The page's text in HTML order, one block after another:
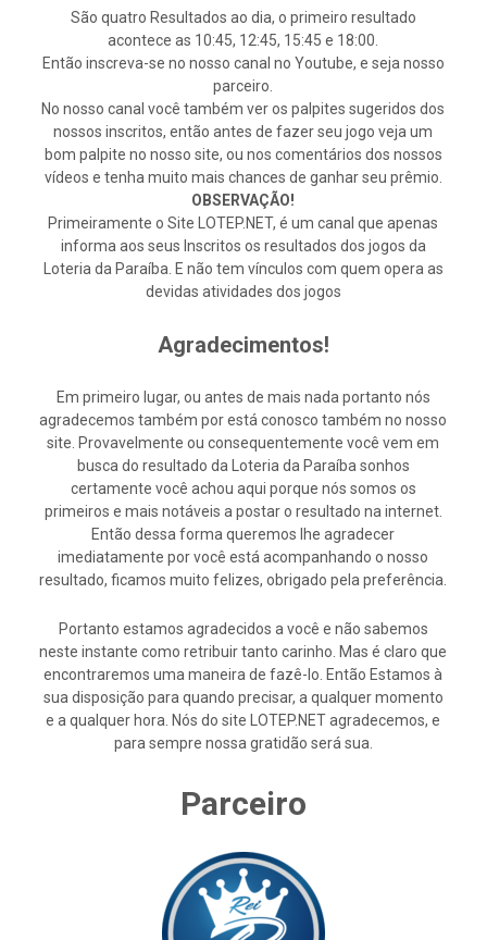
São quatro Resultados ao dia, o primeiro resultado
acontece as 10:45, 12:45, 15:45 e 18:00.
Então inscreva-se no nosso canal no Youtube, e seja nosso
parceiro.
No nosso canal você também ver os palpites sugeridos dos
nossos inscritos, então antes de fazer seu jogo veja um
bom palpite no nosso site, ou nos comentários dos nossos
vídeos e tenha muito mais chances de ganhar seu prêmio.
OBSERVAÇÃO!
Primeiramente o Site LOTEP.NET, é um canal que apenas
informa aos seus Inscritos os resultados dos jogos da
Loteria da Paraíba. E não tem vínculos com quem opera as
devidas atividades dos jogos
Agradecimentos!
Em primeiro lugar, ou antes de mais nada portanto nós
agradecemos também por está conosco também no nosso
site. Provavelmente ou consequentemente você vem em
busca do resultado da Loteria da Paraíba sonhos
certamente você achou aqui porque nós somos os
primeiros e mais notáveis a postar o resultado na internet.
Então dessa forma queremos lhe agradecer
imediatamente por você está acompanhando o nosso
resultado, ficamos muito felizes, obrigado pela preferência.
Portanto estamos agradecidos a você e não sabemos
neste instante como retribuir tanto carinho. Mas é claro que
encontraremos uma maneira de fazê-lo. Então Estamos à
sua disposição para quando precisar, a qualquer momento
e a qualquer hora. Nós do site LOTEP.NET agradecemos, e
para sempre nossa gratidão será sua.
Parceiro